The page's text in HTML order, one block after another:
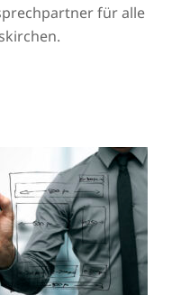
für alle